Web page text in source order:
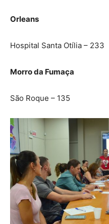
Orleans
Hospital Santa Otília – 233
Morro da Fumaça
São Roque – 135